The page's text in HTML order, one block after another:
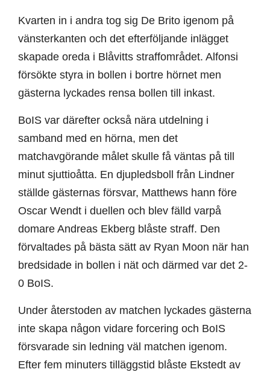
Kvarten in i andra tog sig De Brito igenom på
vänsterkanten och det efterföljande inlägget
skapade oreda i Blåvitts straffområdet. Alfonsi
försökte styra in bollen i bortre hörnet men
gästerna lyckades rensa bollen till inkast.
BoIS var därefter också nära utdelning i
samband med en hörna, men det
matchavgörande målet skulle få väntas på till
minut sjuttioåtta. En djupledsboll från Lindner
ställde gästernas försvar, Matthews hann före
Oscar Wendt i duellen och blev fälld varpå
domare Andreas Ekberg blåste straff. Den
förvaltades på bästa sätt av Ryan Moon när han
bredsidade in bollen i nät och därmed var det 2-
0 BoIS.
Under återstoden av matchen lyckades gästerna
inte skapa någon vidare forcering och BoIS
försvarade sin ledning väl matchen igenom.
Efter fem minuters tilläggstid blåste Ekstedt av